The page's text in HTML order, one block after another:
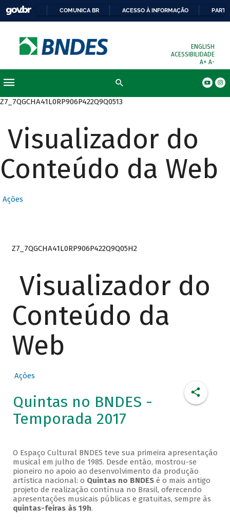
COMUNICA BR ACESSO À INFORMAÇÃO
ENGLISH
ACESSIBILIDADE
A+ A-
Z7_7QGCHA41L0RP906P422Q9Q0513
Visualizador do
Conteúdo da Web
Ações
Z7_7QGCHA41L0RP906P422Q9Q05H2
Visualizador do
Conteúdo da
Web
Ações
Quintas no BNDES -
Temporada 2017
O Espaço Cultural BNDES teve sua primeira apresentação
musical em julho de 1985. Desde então, mostrou-se
pioneiro no apoio ao desenvolvimento da produção
artística nacional: o Quintas no BNDESé o mais antigo
projeto de realização contínua no Brasil, oferecendo
apresentações musicais públicas e gratuitas, sempre às
quintas-feiras às 19h.